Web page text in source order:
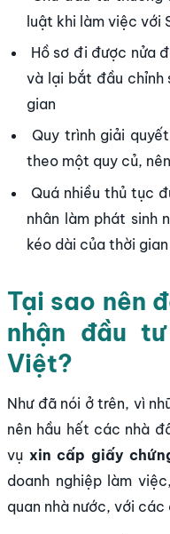
luật khi làm việc với
Hồ sơ đi được nửa
và lại bắt đầu chỉnh
gian
Quy trình giải
theo một quy củ,
Quá nhiều thủ tục
nhân làm phát sinh
kéo dài của thời
Tại sao nên
nhận đầu
Việt?
Như đã nói ở trên, vì
nên hầu hết các nhà
vụ xin cấp giấy
doanh nghiệp làm
quan nhà nước, với